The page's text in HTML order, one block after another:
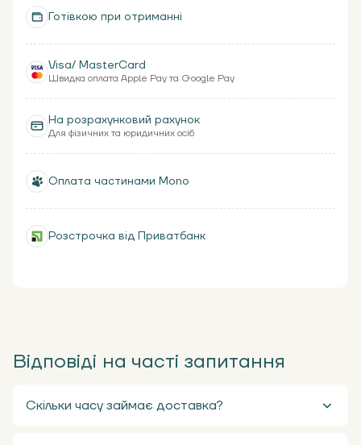
Готівкою при отриманні
Visa/ MasterCard
Швидка оплата Apple Pay та Google Pay
На розрахунковий рахунок
Для фізичних та юридичних осіб
Оплата частинами Mono
Розстрочка від Приватбанк
Відповіді на часті запитання
Скільки часу займає доставка?